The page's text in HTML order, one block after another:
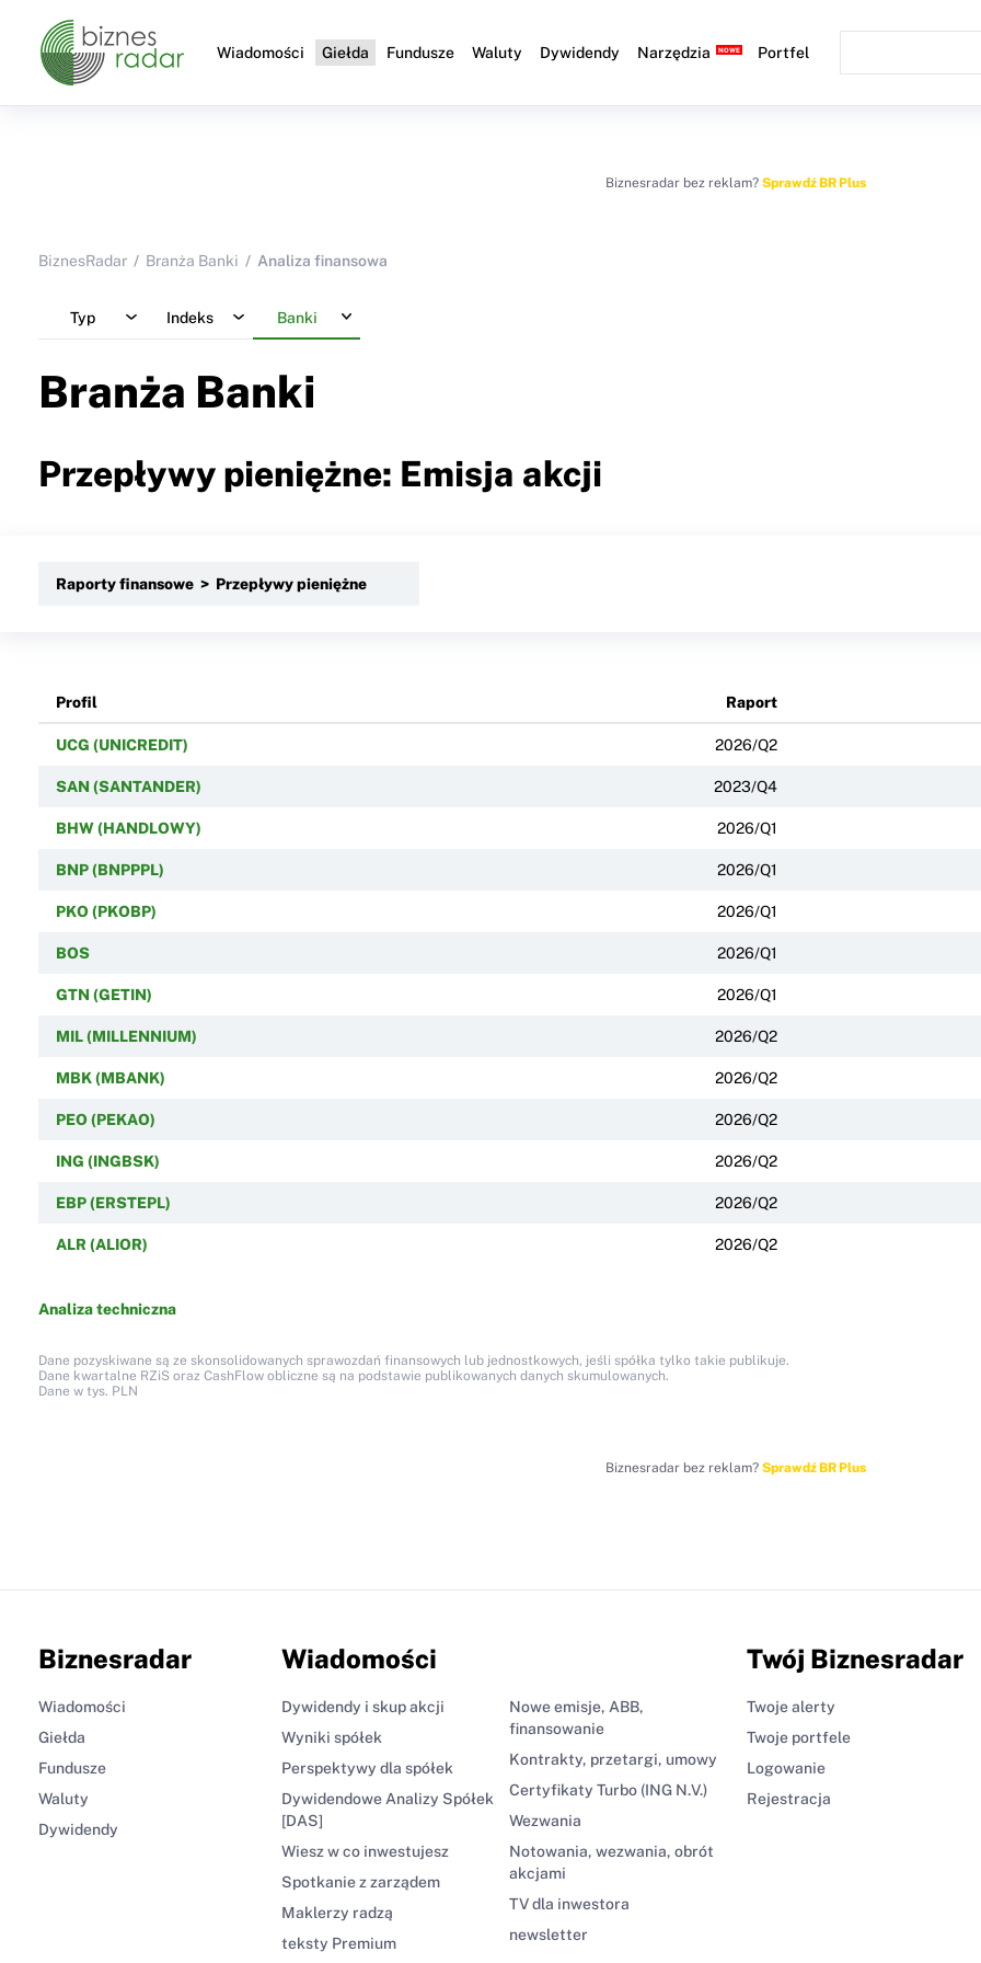
Wiadomości Giełda Fundusze Waluty Dywidendy Narzędzia Portfel
Biznesradar bez reklam? Sprawdź BR Plus
BiznesRadar Branża Banki Analiza finansowa
Typ Indeks Banki
Branża Banki
Przepływy pieniężne: Emisja akcji
Raporty finansowe > Przepływy pieniężne
Profil Raport
UCG (UNICREDIT) 2026/Q2
SAN (SANTANDER) 2023/Q4
BHW (HANDLOWY) 2026/Q1
BNP (BNPPPL) 2026/Q1
PKO (PKOBP) 2026/Q1
BOS 2026/Q1
GTN (GETIN) 2026/Q1
MIL (MILLENNIUM) 2026/Q2
MBK (MBANK) 2026/Q2
PEO (PEKAO) 2026/Q2
ING (INGBSK) 2026/Q2
EBP (ERSTEPL) 2026/Q2
ALR (ALIOR) 2026/Q2
Analiza techniczna
Dane pozyskiwane są ze skonsolidowanych sprawozdań finansowych lub jednostkowych, jeśli spółka tylko takie publikuje.
Dane kwartalne RZiS oraz CashFlow obliczne są na podstawie publikowanych danych skumulowanych.
Dane w tys. PLN
Biznesradar bez reklam? Sprawdź BR Plus
Biznesradar
Wiadomości
Giełda
Fundusze
Waluty
Dywidendy
Wiadomości
Dywidendy i skup akcji
Wyniki spółek
Perspektywy dla spółek
Dywidendowe Analizy Spółek
[DAS]
Wiesz w co inwestujesz
Spotkanie z zarządem
Maklerzy radzą
teksty Premium
Nowe emisje, ABB,
finansowanie
Kontrakty, przetargi, umowy
Certyfikaty Turbo (ING N.V.)
Wezwania
Notowania, wezwania, obrót
akcjami
TV dla inwestora
newsletter
Twój Biznesradar
Twoje alerty
Twoje portfele
Logowanie
Rejestracja